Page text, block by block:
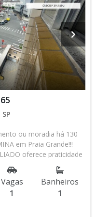
e veja de perto todas
pode oferecer!!! ALLI
esta aqui!!!
ou moradia há 130
em Praia Grande!!!
oferece praticidade
Características do
e bem arejado -
- Cozinha ampla com
social PRÉDIO COM: -
Vagas
1
Banheiros
1